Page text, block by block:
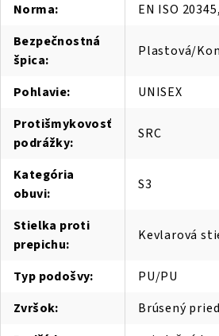
Norma:
EN ISO
Bezpečnostná
špica:
Plastová/
Pohlavie:
UNISEX
Protišmykovosť
podrážky:
SRC
Kategória
obuvi:
S3
Stielka proti
prepichu:
Kevlarová
Typ podošvy:
PU/PU
Zvršok:
Brúsený